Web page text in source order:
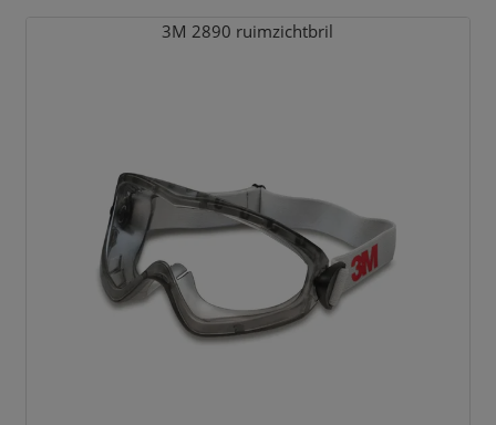
3M 2890 ruimzichtbril